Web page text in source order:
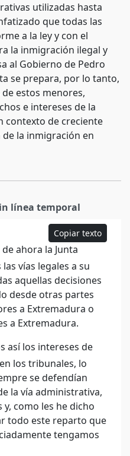
utilizadas hasta
que todas las
a la ley y con el
la inmigración ilegal y
al Gobierno de Pedro
se prepara, por lo tanto,
estos menores,
e intereses de la
contexto de creciente
la inmigración en
línea temporal
Copiar texto
ahora la Junta
vías legales a su
aquellas decisiones
desde otras partes
a Extremadura o
a Extremadura.
así los intereses de
los tribunales, lo
se defendían
la vía administrativa,
como les he dicho
todo este reparto que
tengamos